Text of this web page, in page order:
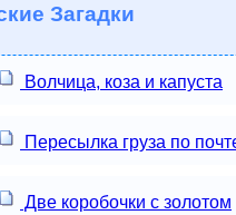
Загадки
Волчица, коза и капуста
Пересылка груза по
Две коробочки с золотом